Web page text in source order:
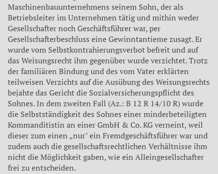
Maschinenbauunternehmens seinem Sohn, der als
Betriebsleiter im Unternehmen tätig und mithin weder
Gesellschafter noch Geschäftsführer war, per
Gesellschafterbeschluss eine Gewinntantieme zusagt. Er
wurde vom Selbstkontrahierungsverbot befreit und auf
das Weisungsrecht ihm gegenüber wurde verzichtet. Trotz
der familiären Bindung und des vom Vater erklärten
teilweisen Verzichts auf die Ausübung des Weisungsrechts
bejahte das Gericht die Sozialversicherungspflicht des
Sohnes. In dem zweiten Fall (Az.: B 12 R 14/10 R) wurde
die Selbstständigkeit des Sohnes einer minderbeteiligten
Kommanditistin an einer GmbH & Co. KG verneint, weil
dieser zum einen „nur" ein Fremdgeschäftsführer war und
zudem auch die gesellschaftsrechtlichen Verhältnisse ihm
nicht die Möglichkeit gaben, wie ein Alleingesellschafter
frei zu entscheiden.